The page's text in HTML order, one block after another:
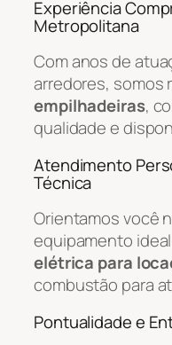
Experiência
Metropolitana
Com anos de
arredores, somos
empilhadeiras,
qualidade e
Atendimento
Técnica
Orientamos você
equipamento
elétrica para
combustão para
Pontualidade e